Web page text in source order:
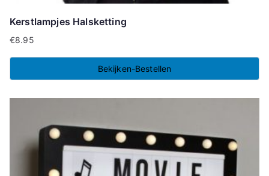
Kerstlampjes Halsketting
€8.95
Bekijken-Bestellen